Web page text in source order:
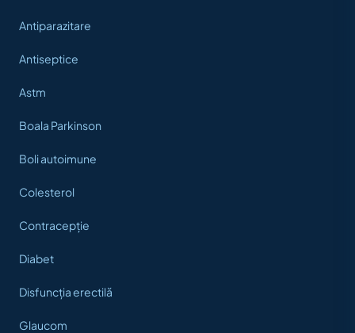
Antiparazitare
Antiseptice
Astm
Boala Parkinson
Boli autoimune
Colesterol
Contracepție
Diabet
Disfuncția erectilă
Glaucom